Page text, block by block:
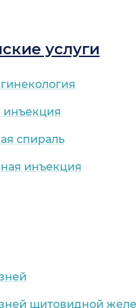
услуги
инъекция
спираль
инъекция
щитовидной